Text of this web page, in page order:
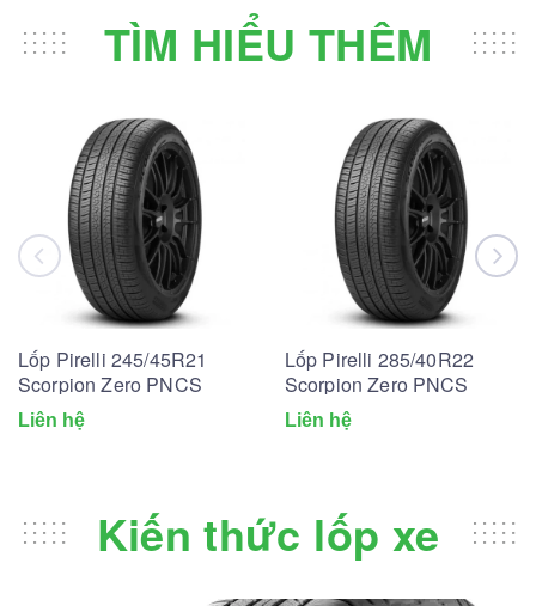
TÌM HIỂU THÊM
Lốp Pirelli 245/45R21
Scorpion Zero PNCS
Liên hệ
Lốp Pirelli 285/40R22
Scorpion Zero PNCS
Liên hệ
Kiến thức lốp xe